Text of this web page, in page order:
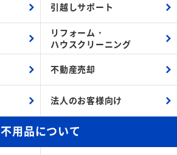
引越しサポート
リフォーム・
ハウスクリーニング
不動産売却
法人のお客様向け
不用品について